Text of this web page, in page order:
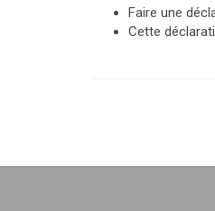
Faire une
Cette